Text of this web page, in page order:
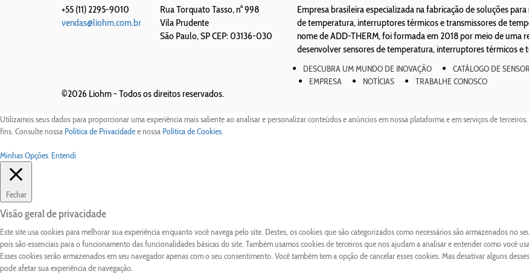
+55 (11) 2295-9010
vendas@liohm.com.br
Rua Torquato Tasso, n° 998
Vila Prudente
São Paulo,SPCEP: 03136-030
Empresa brasileira especializada na fabricação de soluções
de temperatura, interruptores térmicos e transmissores de
nome de ADD-THERM, foi formada em 2018 por meio de uma
desenvolver sensores de temperatura, interruptores térmicos e
DESCUBRA UM MUNDO DE INOVAÇÃO CATÁLOGO DE
EMPRESA
NOTÍCIAS TRABALHE CONOSCO
©2026 Liohm - Todos os direitos reservados.
Utilizamos seus dados para proporcionar uma experiência mais saliente ao analisar e personalizar conteúdos e anúncios em nossa plataforma e em serviços de
fins. Consulte nossa Política de Privacidadee nossa Política de Cookies.
Minhas Opções Entendi
Fechar
Visão geral de privacidade
Este site usa cookies para melhorar sua experiência enquanto você navega pelo site. Destes, os cookies que são categorizados como necessários são armazenados no
pois são essenciais para o funcionamento das funcionalidades básicas do site. Também usamos cookies de terceiros que nos ajudam a analisar e entender como você
Esses cookies serão armazenados em seu navegador apenas com o seu consentimento. Você também tem a opção de cancelar esses cookies. Mas desativar alguns
pode afetar sua experiência de navegação.